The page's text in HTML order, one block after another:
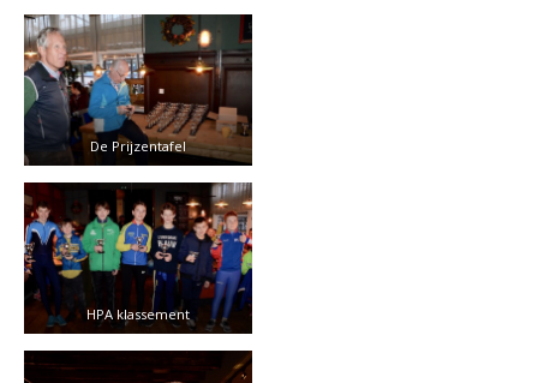
De Prijzentafel
HPA klassement